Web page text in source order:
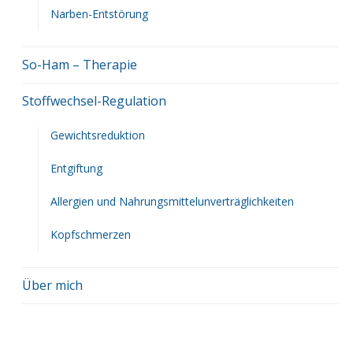
Narben-Entstörung
So-Ham – Therapie
Stoffwechsel-Regulation
Gewichtsreduktion
Entgiftung
Allergien und Nahrungsmittelunverträglichkeiten
Kopfschmerzen
Über mich